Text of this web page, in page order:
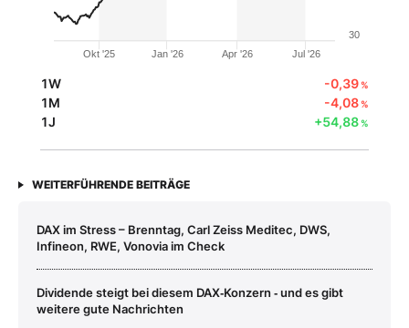
Okt '25 Jan '26 Apr '26 Jul '26
30
1W -0,39%
1M -4,08%
1J +54,88%
WEITERFÜHRENDE BEITRÄGE
DAX im Stress – Brenntag, Carl Zeiss Meditec, DWS,
Infineon, RWE, Vonovia im Check
Dividende steigt bei diesem DAX‑Konzern ‑ und es gibt
weitere gute Nachrichten